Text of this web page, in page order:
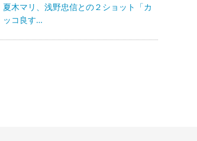
夏木マリ、浅野忠信との２ショット「カ
ッコ良す…